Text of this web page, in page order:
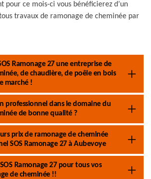
pour ce mois-ci vous bénéficierez d’un
travaux de ramonage de cheminée par
Ramonage 27 une entreprise de
de chaudière, de poêle en bois
marché !
professionnel dans le domaine du
de bonne qualité ?
prix de ramonage de cheminée
SOS Ramonage 27 à Aubevoye
Ramonage 27 pour tous vos
de cheminée !!